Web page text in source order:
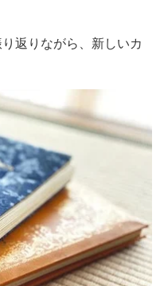
返りながら、新しいカ